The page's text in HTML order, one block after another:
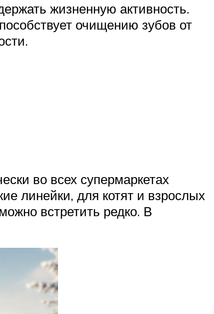
жизненную активность.
очищению зубов от
во всех супермаркетах
линейки, для котят и взрослых
встретить редко. В